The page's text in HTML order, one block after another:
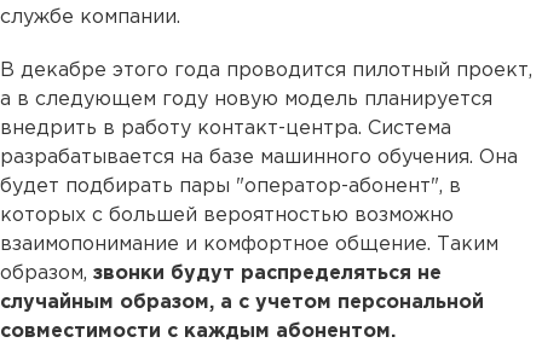
службе компании.
В декабре этого года проводится пилотный проект,
а в следующем году новую модель планируется
внедрить в работу контакт-центра. Система
разрабатывается на базе машинного обучения. Она
будет подбирать пары "оператор-абонент", в
которых с большей вероятностью возможно
взаимопонимание и комфортное общение. Таким
образом, звонки будут распределяться не
случайным образом, а с учетом персональной
совместимости с каждым абонентом.